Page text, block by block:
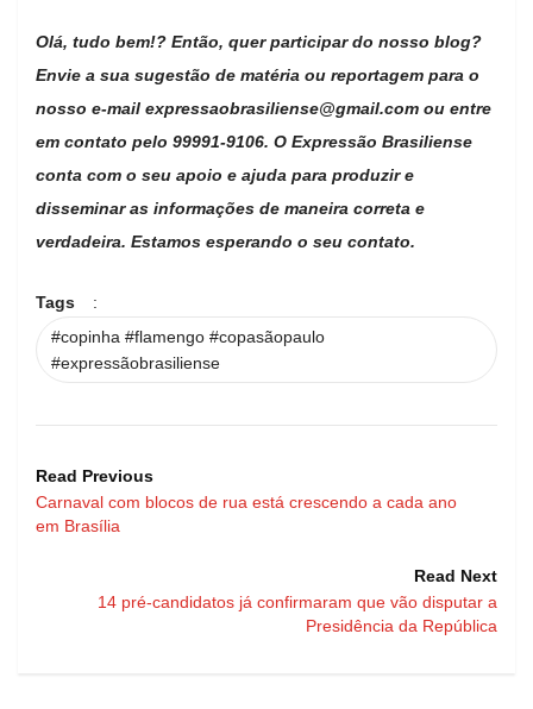
Olá, tudo bem!? Então, quer participar do nosso blog?
Envie a sua sugestão de matéria ou reportagem para o
nosso e-mail expressaobrasiliense@gmail.com ou entre
em contato pelo 99991-9106. O Expressão Brasiliense
conta com o seu apoio e ajuda para produzir e
disseminar as informações de maneira correta e
verdadeira. Estamos esperando o seu contato.
Tags
:
#copinha #flamengo #copasãopaulo
#expressãobrasiliense
Read Previous
Carnaval com blocos de rua está crescendo a cada ano
em Brasília
Read Next
14 pré-candidatos já confirmaram que vão disputar a
Presidência da República